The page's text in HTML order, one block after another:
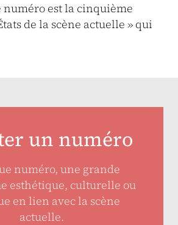
numéro est la cinquième
de la scène actuelle » qui
un numéro
numéro, une grande
esthétique, culturelle ou
en lien avec la scène
actuelle.